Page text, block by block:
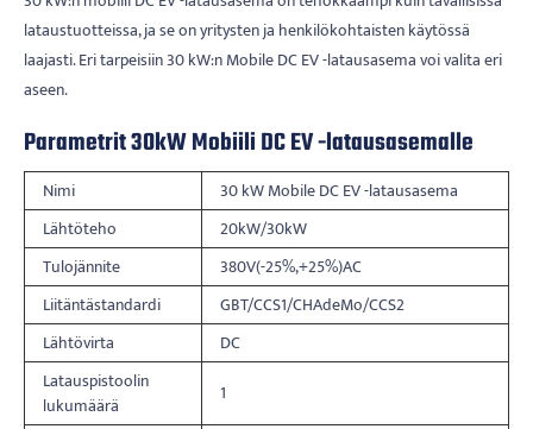
lataustuotteissa, ja se on yritysten ja henkilökohtaisten käytössä
laajasti. Eri tarpeisiin 30 kW:n Mobile DC EV -latausasema voi valita eri
aseen.
Parametrit 30kW Mobiili DC EV -latausasemalle
Nimi
30 kW Mobile DC EV -latausasema
Lähtöteho
20kW/30kW
Tulojännite
380V(-25%,+25%)AC
Liitäntästandardi
GBT/CCS1/CHAdeMo/CCS2
Lähtövirta
DC
Latauspistoolin
lukumäärä
1